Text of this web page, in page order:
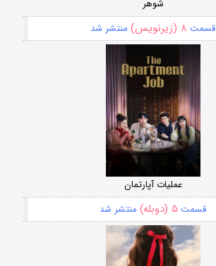
شوهر
قسمت ۸ (زیرنویس) منتشر شد
عملیات آپارتمان
قسمت ۵ (دوبله) منتشر شد